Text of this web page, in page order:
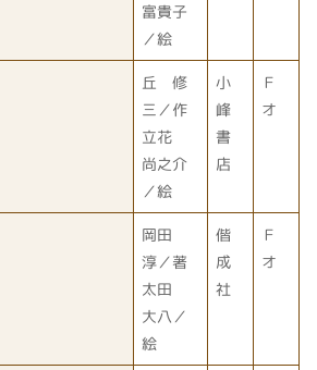
富貴子
／絵
丘 修
三／作
立花
尚之介
／絵
小
峰
書
店
Ｆ
オ
岡田
淳／著
太田
大八／
絵
偕
成
社
Ｆ
オ